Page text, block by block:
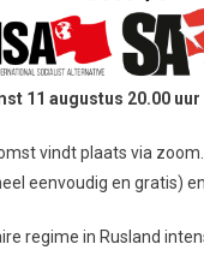
11 augustus 20.00
vindt plaats via
eenvoudig en gratis)
regime in Rusland